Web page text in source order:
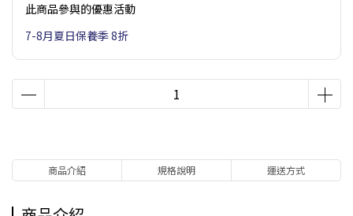
此商品參與的優惠活動
7-8月夏日保養季 8折
商品介紹 規格說明 運送方式